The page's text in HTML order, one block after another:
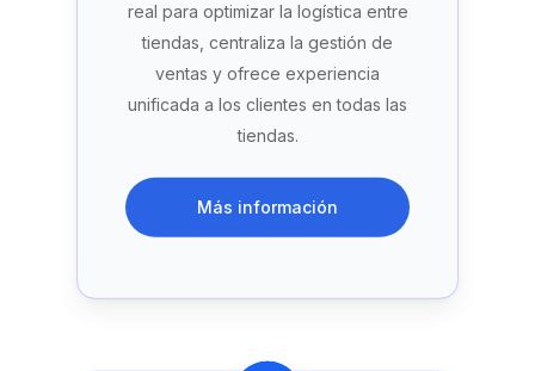
real para optimizar la logística entre
tiendas, centraliza la gestión de
ventas y ofrece experiencia
unificada a los clientes en todas las
tiendas.
Más información